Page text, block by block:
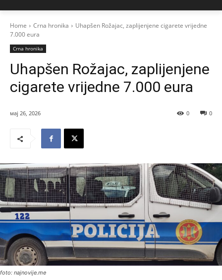
Home Crna hronika
Uhapšen Rožajac, zaplijenjene cigarete vrijedne
7.000 eura
Crna hronika
Uhapšen Rožajac, zaplijenjene
cigarete vrijedne 7.000 eura
мај 26, 2026 0
0
foto: najnovije.me